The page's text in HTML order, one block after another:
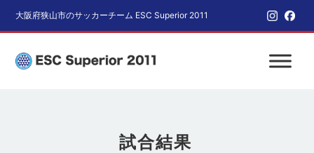
大阪府狭山市のサッカーチーム ESC Superior 2011
試合結果